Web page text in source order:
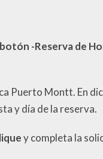
-Reserva de
Puerto Montt. En
y día de la reserva.
y completa la